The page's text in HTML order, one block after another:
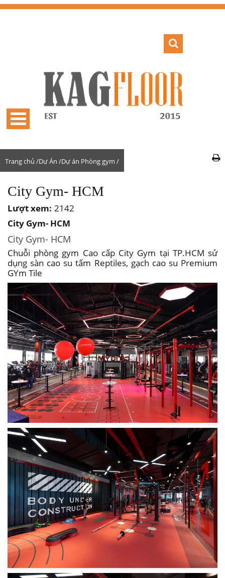
Trang chủ /Dự Án /Dự án Phòng gym /
City Gym- HCM
Lượt xem: 2142
City Gym- HCM
City Gym- HCM
Chuỗi phòng gym Cao cấp City Gym tại TP.HCM sử
dụng sàn cao su tấm Reptiles, gạch cao su Premium
GYm Tile